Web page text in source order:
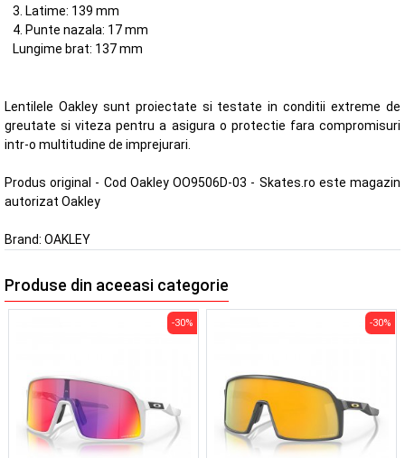
3. Latime: 139 mm
4. Punte nazala: 17 mm
Lungime brat: 137 mm
Lentilele Oakley sunt proiectate si testate in conditii extreme de
greutate si viteza pentru a asigura o protectie fara compromisuri
intr-o multitudine de imprejurari.
Produs original - Cod Oakley OO9506D-03 - Skates.ro este magazin
autorizat Oakley
Brand: OAKLEY
Produse din aceeasi categorie
-30% -30%